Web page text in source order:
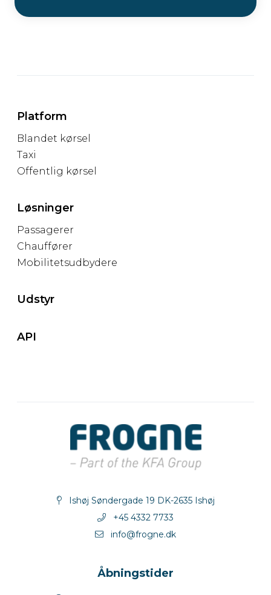
Platform
Blandet kørsel
Taxi
Offentlig kørsel
Løsninger
Passagerer
Chauffører
Mobilitetsudbydere
Udstyr
API
Ishøj Søndergade 19 DK-2635 Ishøj
+45 4332 7733
info@frogne.dk
Åbningstider